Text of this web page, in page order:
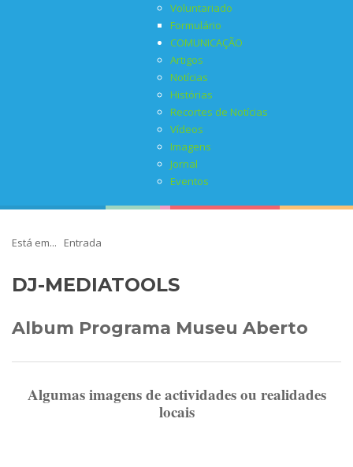
Voluntariado
Formulário
COMUNICAÇÃO
Artigos
Notícias
Histórias
Recortes de Notícias
Vídeos
Imagens
Jornal
Eventos
Está em... Entrada
DJ-MEDIATOOLS
Album Programa Museu Aberto
Algumas imagens de actividades ou realidades
locais